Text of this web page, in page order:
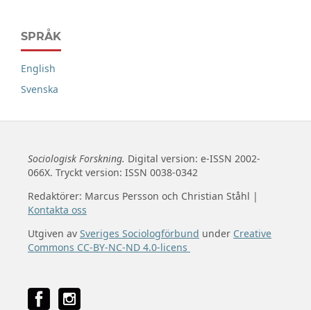
SPRÅK
English
Svenska
Sociologisk Forskning. Digital version: e-ISSN 2002-
066X. Tryckt version: ISSN 0038-0342
Redaktörer: Marcus Persson och Christian Ståhl |
Kontakta oss
Utgiven av Sveriges Sociologförbund under Creative
Commons CC-BY-NC-ND 4.0-licens